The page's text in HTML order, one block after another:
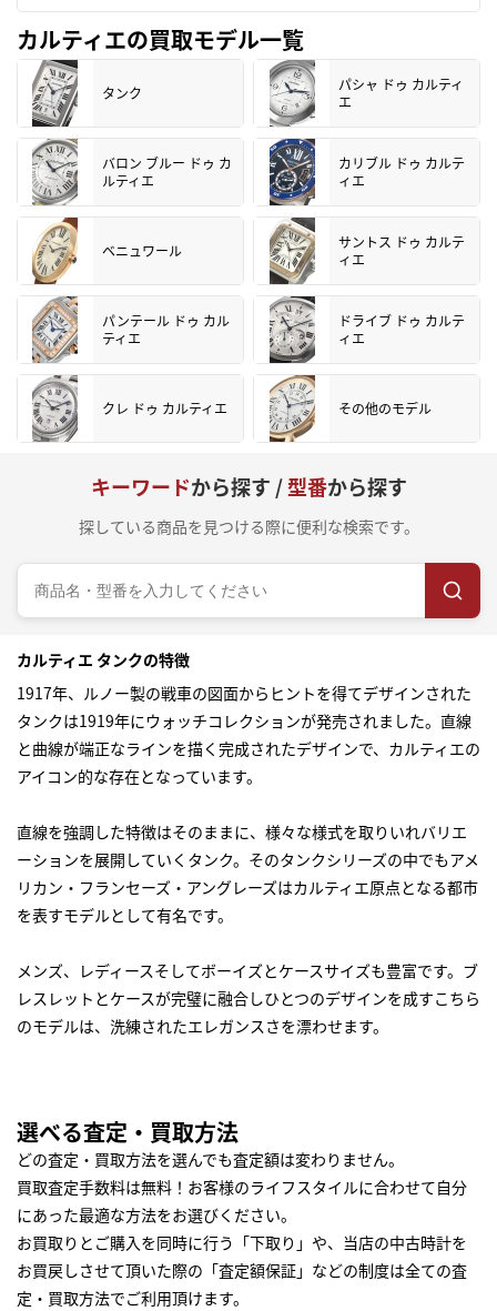
カルティエの買取モデル一覧
タンク
パシャ ドゥ カルティ
エ
バロン ブルー ドゥ カ
ルティエ
カリブル ドゥ カルテ
ィエ
ベニュワール
サントス ドゥ カルテ
ィエ
パンテール ドゥ カル
ティエ
ドライブ ドゥ カルテ
ィエ
クレ ドゥ カルティエ その他のモデル
キーワードから探す /型番から探す
探している商品を見つける際に便利な検索です。
カルティエ タンクの特徴
1917年、ルノー製の戦車の図面からヒントを得てデザインされた
タンクは1919年にウォッチコレクションが発売されました。直線
と曲線が端正なラインを描く完成されたデザインで、カルティエの
アイコン的な存在となっています。
直線を強調した特徴はそのままに、様々な様式を取りいれバリエ
ーションを展開していくタンク。そのタンクシリーズの中でもアメ
リカン・フランセーズ・アングレーズはカルティエ原点となる都市
を表すモデルとして有名です。
メンズ、レディースそしてボーイズとケースサイズも豊富です。ブ
レスレットとケースが完璧に融合しひとつのデザインを成すこちら
のモデルは、洗練されたエレガンスさを漂わせます。
選べる査定・買取方法
どの査定・買取方法を選んでも査定額は変わりません。
買取査定手数料は無料！お客様のライフスタイルに合わせて自分
にあった最適な方法をお選びください。
お買取りとご購入を同時に行う「下取り」や、当店の中古時計を
お買戻しさせて頂いた際の「査定額保証」などの制度は全ての査
定・買取方法でご利用頂けます。